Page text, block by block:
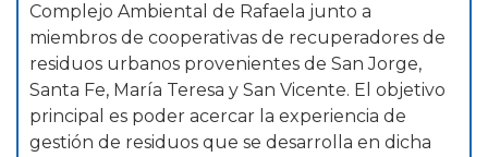
Complejo Ambiental de Rafaela junto a
miembros de cooperativas de recuperadores de
residuos urbanos provenientes de San Jorge,
Santa Fe, María Teresa y San Vicente. El objetivo
principal es poder acercar la experiencia de
gestión de residuos que se desarrolla en dicha